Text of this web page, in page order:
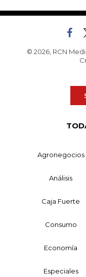
© 2026, RCN
Agronegocios
Análisis
Caja Fuerte
Consumo
Economía
Especiales